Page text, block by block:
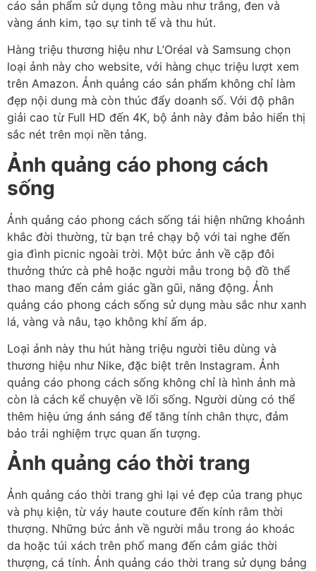
cáo sản phẩm sử dụng tông màu như trắng, đen và
vàng ánh kim, tạo sự tinh tế và thu hút.
Hàng triệu thương hiệu như L’Oréal và Samsung chọn
loại ảnh này cho website, với hàng chục triệu lượt xem
trên Amazon. Ảnh quảng cáo sản phẩm không chỉ làm
đẹp nội dung mà còn thúc đẩy doanh số. Với độ phân
giải cao từ Full HD đến 4K, bộ ảnh này đảm bảo hiển thị
sắc nét trên mọi nền tảng.
Ảnh quảng cáo phong cách
sống
Ảnh quảng cáo phong cách sống tái hiện những khoảnh
khắc đời thường, từ bạn trẻ chạy bộ với tai nghe đến
gia đình picnic ngoài trời. Một bức ảnh về cặp đôi
thưởng thức cà phê hoặc người mẫu trong bộ đồ thể
thao mang đến cảm giác gần gũi, năng động. Ảnh
quảng cáo phong cách sống sử dụng màu sắc như xanh
lá, vàng và nâu, tạo không khí ấm áp.
Loại ảnh này thu hút hàng triệu người tiêu dùng và
thương hiệu như Nike, đặc biệt trên Instagram. Ảnh
quảng cáo phong cách sống không chỉ là hình ảnh mà
còn là cách kể chuyện về lối sống. Người dùng có thể
thêm hiệu ứng ánh sáng để tăng tính chân thực, đảm
bảo trải nghiệm trực quan ấn tượng.
Ảnh quảng cáo thời trang
Ảnh quảng cáo thời trang ghi lại vẻ đẹp của trang phục
và phụ kiện, từ váy haute couture đến kính râm thời
thượng. Những bức ảnh về người mẫu trong áo khoác
da hoặc túi xách trên phố mang đến cảm giác thời
thượng, cá tính. Ảnh quảng cáo thời trang sử dụng bảng